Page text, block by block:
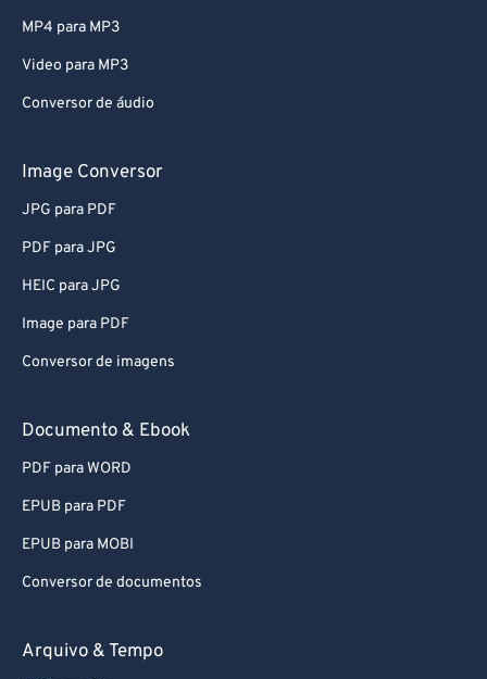
MP4 para MP3
Video para MP3
Conversor de áudio
Image Conversor
JPG para PDF
PDF para JPG
HEIC para JPG
Image para PDF
Conversor de imagens
Documento & Ebook
PDF para WORD
EPUB para PDF
EPUB para MOBI
Conversor de documentos
Arquivo & Tempo